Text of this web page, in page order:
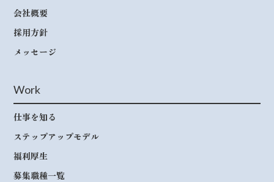
会社概要
採用方針
メッセージ
Work
仕事を知る
ステップアップモデル
福利厚生
募集職種一覧